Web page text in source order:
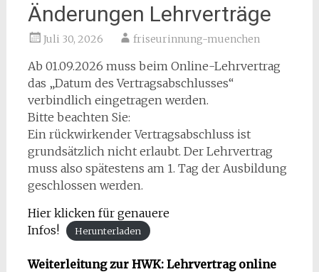
Änderungen Lehrverträge
Juli 30, 2026 friseurinnung-muenchen
Ab 01.09.2026 muss beim Online-Lehrvertrag
das „Datum des Vertragsabschlusses“
verbindlich eingetragen werden.
Bitte beachten Sie:
Ein rückwirkender Vertragsabschluss ist
grundsätzlich nicht erlaubt. Der Lehrvertrag
muss also spätestens am 1. Tag der Ausbildung
geschlossen werden.
Hier klicken für genauere
Infos!
Herunterladen
Weiterleitung zur HWK: Lehrvertrag online